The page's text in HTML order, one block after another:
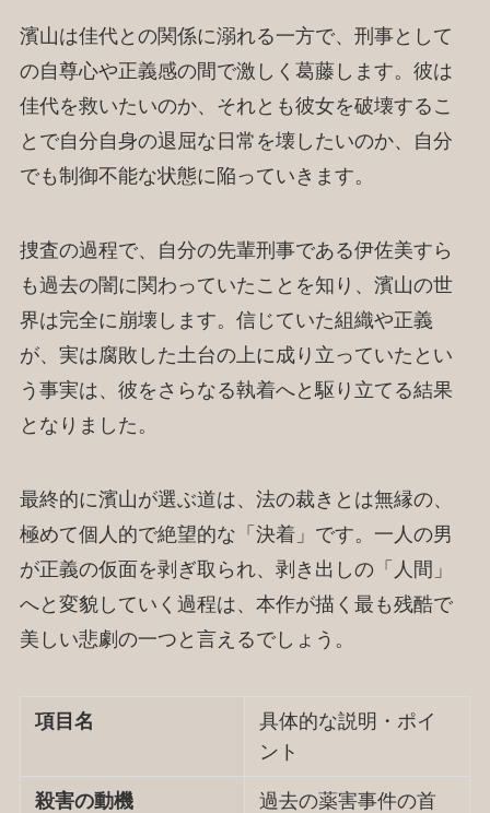
濱山は佳代との関係に溺れる一方で、刑事として
の自尊心や正義感の間で激しく葛藤します。彼は
佳代を救いたいのか、それとも彼女を破壊するこ
とで自分自身の退屈な日常を壊したいのか、自分
でも制御不能な状態に陥っていきます。
捜査の過程で、自分の先輩刑事である伊佐美すら
も過去の闇に関わっていたことを知り、濱山の世
界は完全に崩壊します。信じていた組織や正義
が、実は腐敗した土台の上に成り立っていたとい
う事実は、彼をさらなる執着へと駆り立てる結果
となりました。
最終的に濱山が選ぶ道は、法の裁きとは無縁の、
極めて個人的で絶望的な「決着」です。一人の男
が正義の仮面を剥ぎ取られ、剥き出しの「人間」
へと変貌していく過程は、本作が描く最も残酷で
美しい悲劇の一つと言えるでしょう。
項目名
具体的な説明・ポイ
ント
殺害の動機
過去の薬害事件の首